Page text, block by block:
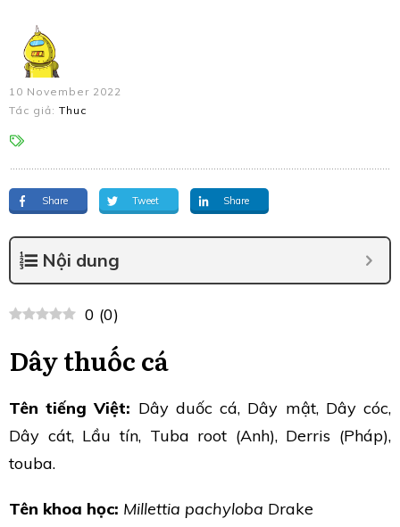
10 November 2022
Tác giả: Thuc
Share Tweet Share
Nội dung
0 (0)
Dây thuốc cá
Tên tiếng Việt: Dây duốc cá, Dây mật, Dây cóc,
Dây cát, Lầu tín, Tuba root (Anh), Derris (Pháp),
touba.
Tên khoa học: Millettia pachyloba Drake